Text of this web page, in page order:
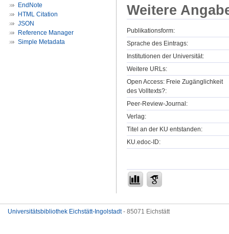
EndNote
HTML Citation
JSON
Reference Manager
Simple Metadata
Weitere
Publikationsform:
Sprache des Eintrags:
Institutionen der Universität:
Weitere URLs:
Open Access: Freie Zugänglichkeit
des Volltexts?:
Peer-Review-Journal:
Verlag:
Titel an der KU entstanden:
KU.edoc-ID:
Universitätsbibliothek Eichstätt-Ingolstadt- 85071 Eichstätt